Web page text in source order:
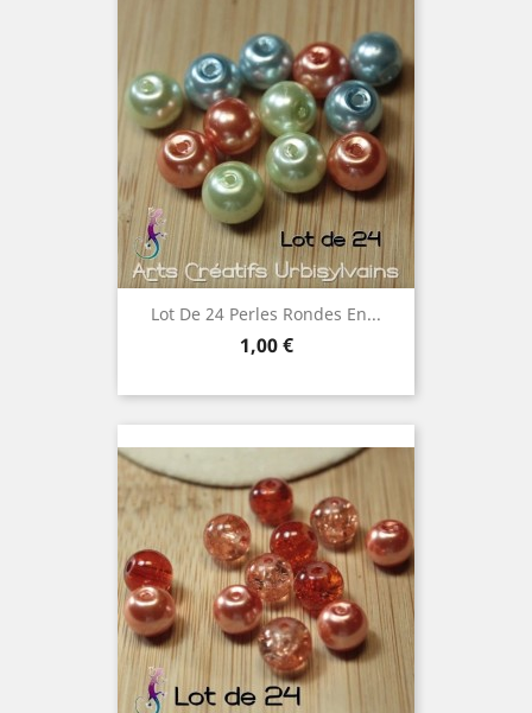
Lot De 24 Perles Rondes En...
Prix
1,00 €